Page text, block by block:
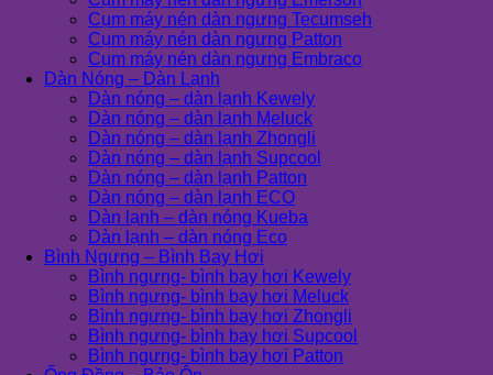
Cụm máy nén dàn ngưng Tecumseh
Cụm máy nén dàn ngưng Patton
Cụm máy nén dàn ngưng Embraco
Dàn Nóng – Dàn Lạnh
Dàn nóng – dàn lạnh Kewely
Dàn nóng – dàn lạnh Meluck
Dàn nóng – dàn lạnh Zhongli
Dàn nóng – dàn lạnh Supcool
Dàn nóng – dàn lạnh Patton
Dàn nóng – dàn lạnh ECO
Dàn lạnh – dàn nóng Kueba
Dàn lạnh – dàn nóng Eco
Bình Ngưng – Bình Bay Hơi
Bình ngưng- bình bay hơi Kewely
Bình ngưng- bình bay hơi Meluck
Bình ngưng- bình bay hơi Zhongli
Bình ngưng- bình bay hơi Supcool
Bình ngưng- bình bay hơi Patton